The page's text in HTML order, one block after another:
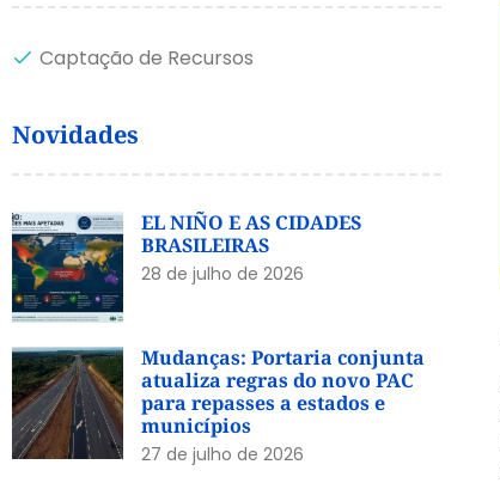
Captação de Recursos
Novidades
EL NIÑO E AS CIDADES
BRASILEIRAS
28 de julho de 2026
Mudanças: Portaria conjunta
atualiza regras do novo PAC
para repasses a estados e
municípios
27 de julho de 2026